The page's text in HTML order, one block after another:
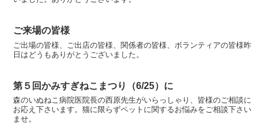
ご来場の皆様
ご出場の皆様、ご出店の皆様、関係者の皆様、ボランティアの皆様昨
日はどうもありがとうございました。
第５回かみすぎねこまつり（6/25）に
森のいぬねこ病院医院長の西原先生がいらっしゃり、皆様のご相談に
お応え下さいます。猫に限らずペットに関するお悩みをご相談下さい
ませ。